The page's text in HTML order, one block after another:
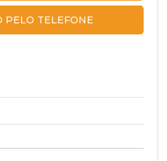
PELO TELEFONE